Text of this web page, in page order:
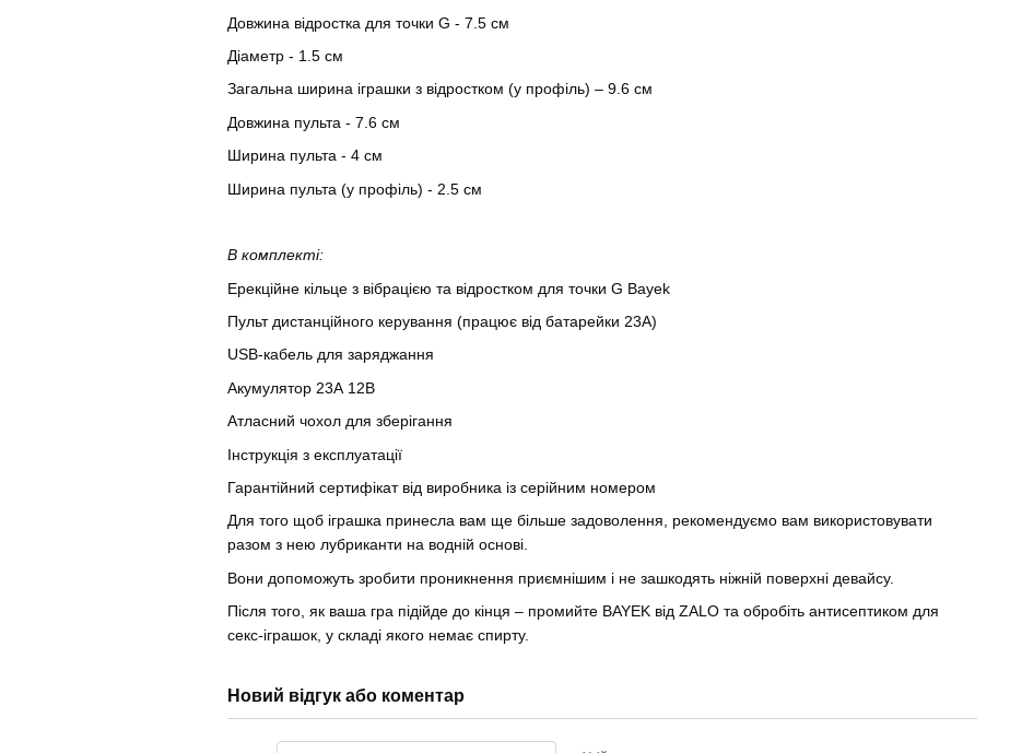
Довжина відростка для точки G - 7.5 см
Діаметр - 1.5 см
Загальна ширина іграшки з відростком (у профіль) – 9.6 см
Довжина пульта - 7.6 см
Ширина пульта - 4 см
Ширина пульта (у профіль) - 2.5 см
В комплекті:
Ерекційне кільце з вібрацією та відростком для точки G Bayek
Пульт дистанційного керування (працює від батарейки 23А)
USB-кабель для заряджання
Акумулятор 23А 12В
Атласний чохол для зберігання
Інструкція з експлуатації
Гарантійний сертифікат від виробника із серійним номером
Для того щоб іграшка принесла вам ще більше задоволення, рекомендуємо вам використовувати
разом з нею лубриканти на водній основі.
Вони допоможуть зробити проникнення приємнішим і не зашкодять ніжній поверхні девайсу.
Після того, як ваша гра підійде до кінця – промийте BAYEK від ZALO та обробіть антисептиком для
секс-іграшок, у складі якого немає спирту.
Новий відгук або коментар